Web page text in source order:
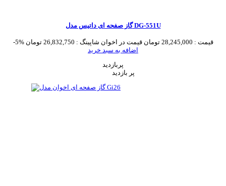
گاز صفحه ای داتیس مدل DG-551U
-5% قیمت : 28,245,000 تومان قیمت در اخوان شاپینگ : 26,832,750 تومان
اضافه به سبد خرید
پربازدید
پر بازدید